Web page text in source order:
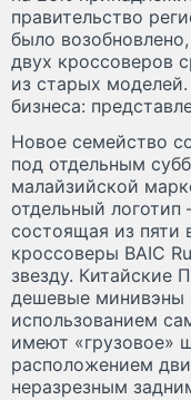
правительство
было
двух кроссоверов
из старых
бизнеса:
Новое семейство
под отдельным
малайзийской
отдельный логотип
состоящая из пяти
кроссоверы BAIC
звезду. Китайские
дешевые минивэны
использованием
имеют «грузовое»
расположением
неразрезным